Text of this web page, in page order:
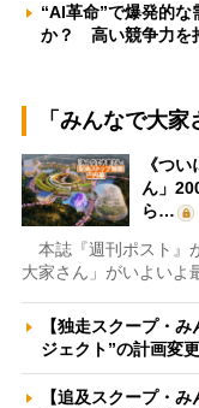
“AI革命”で爆発的
か？ 高い競争力を
「みんなで大
《つ
ん」
ら…
本誌『週刊ポスト』
大家さん」がいよいよ
【独走スクープ・
ジェクト”の計画変
【追及スクープ・